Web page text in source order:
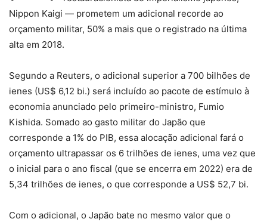
Nippon Kaigi — prometem um adicional recorde ao
orçamento militar, 50% a mais que o registrado na última
alta em 2018.
Segundo a Reuters, o adicional superior a 700 bilhões de
ienes (US$ 6,12 bi.) será incluído ao pacote de estímulo à
economia anunciado pelo primeiro-ministro, Fumio
Kishida. Somado ao gasto militar do Japão que
corresponde a 1% do PIB, essa alocação adicional fará o
orçamento ultrapassar os 6 trilhões de ienes, uma vez que
o inicial para o ano fiscal (que se encerra em 2022) era de
5,34 trilhões de ienes, o que corresponde a US$ 52,7 bi.
Com o adicional, o Japão bate no mesmo valor que o